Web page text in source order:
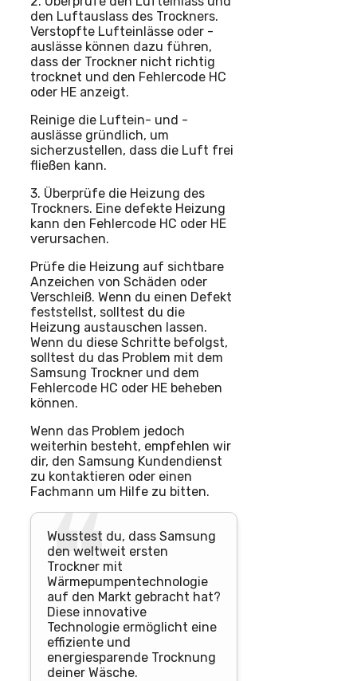
den Luftauslass des Trockners.
Verstopfte Lufteinlässe oder -
auslässe können dazu führen,
dass der Trockner nicht richtig
trocknet und den Fehlercode HC
oder HE anzeigt.
Reinige die Luftein- und -
auslässe gründlich, um
sicherzustellen, dass die Luft frei
fließen kann.
3. Überprüfe die Heizung des
Trockners. Eine defekte Heizung
kann den Fehlercode HC oder HE
verursachen.
Prüfe die Heizung auf sichtbare
Anzeichen von Schäden oder
Verschleiß. Wenn du einen Defekt
feststellst, solltest du die
Heizung austauschen lassen.
Wenn du diese Schritte befolgst,
solltest du das Problem mit dem
Samsung Trockner und dem
Fehlercode HC oder HE beheben
können.
Wenn das Problem jedoch
weiterhin besteht, empfehlen wir
dir, den Samsung Kundendienst
zu kontaktieren oder einen
Fachmann um Hilfe zu bitten.
Wusstest du, dass Samsung
den weltweit ersten
Trockner mit
Wärmepumpentechnologie
auf den Markt gebracht hat?
Diese innovative
Technologie ermöglicht eine
effiziente und
energiesparende Trocknung
deiner Wäsche.